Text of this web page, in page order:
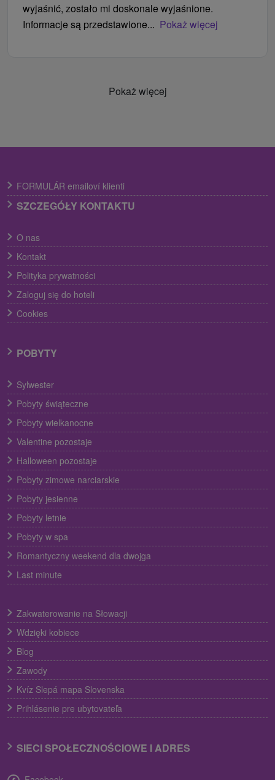
wyjaśnić, zostało mi doskonale wyjaśnione.
Informacje są przedstawione... Pokaż więcej
Pokaż więcej
FORMULÁR emailoví klienti
SZCZEGÓŁY KONTAKTU
O nas
Kontakt
Polityka prywatności
Zaloguj się do hoteli
Cookies
POBYTY
Sylwester
Pobyty świąteczne
Pobyty wielkanocne
Valentine pozostaje
Halloween pozostaje
Pobyty zimowe narciarskie
Pobyty jesienne
Pobyty letnie
Pobyty w spa
Romantyczny weekend dla dwojga
Last minute
Zakwaterowanie na Słowacji
Wdzięki kobiece
Blog
Zawody
Kvíz Slepá mapa Slovenska
Prihlásenie pre ubytovateľa
SIECI SPOŁECZNOŚCIOWE I ADRES